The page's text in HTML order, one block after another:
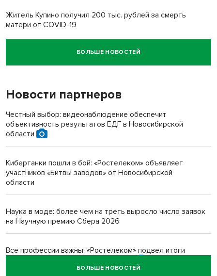
Житель Купино получил 200 тыс. рублей за смерть
матери от COVID-19
Новосибирский суд наказал водителя за смерть
пенсионерки на вокзале
«Мы живём на пастбище!»: в новосибирском селе лошади
терроризируют жителей
Инвалид получил условный срок за избиение врачей
протезом под Новосибирском
Новосибирский преподаватель с женой вошли в топ-16
многодетных в России
Обновлённое отделение ВТБ открылось в Искитиме
БОЛЬШЕ НОВОСТЕЙ
Новости партнеров
Честный выбор: видеонаблюдение обеспечит
объективность результатов ЕДГ в Новосибирской
области
Кибертанки пошли в бой: «Ростелеком» объявляет
участников «Битвы заводов» от Новосибирской
области
Наука в моде: более чем на треть выросло число заявок
на Научную премию Сбера 2026
Все профессии важны: «Ростелеком» подвел итоги
БОЛЬШЕ НОВОСТЕЙ